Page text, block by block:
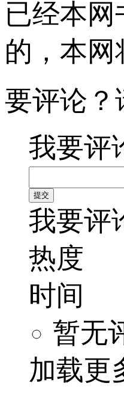
已经本
的，本
要评论？
我要评
我要评
热度
时间
暂无
加载更